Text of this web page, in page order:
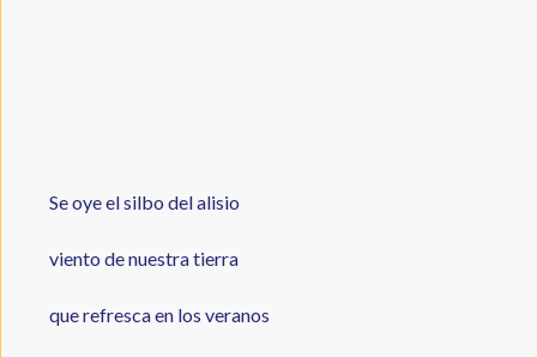
Se oye el silbo del alisio
viento de nuestra tierra
que refresca en los veranos